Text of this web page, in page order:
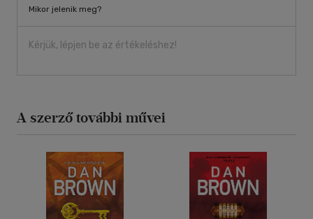
Mikor jelenik meg?
Kérjük, lépjen be az értékeléshez!
A szerző további művei